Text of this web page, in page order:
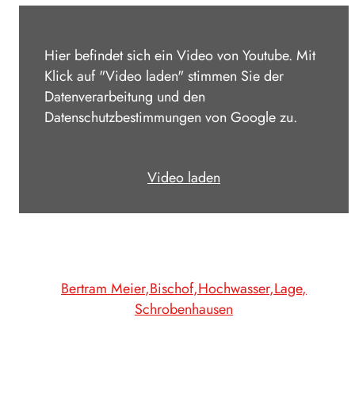
Hier befindet sich ein Video von Youtube. Mit
Klick auf "Video laden" stimmen Sie der
Datenverarbeitung und den
Datenschutzbestimmungen von Google zu.
Video laden
Bertram Meier Bischof Hochwasser Lage
Schrobenhausen